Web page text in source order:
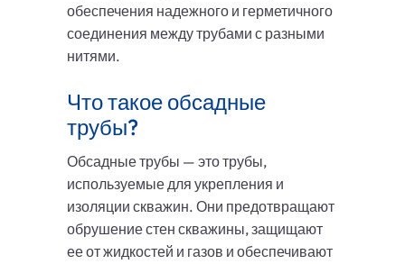
обеспечения надежного и герметичного
соединения между трубами с разными
нитями.
Что такое обсадные
трубы?
Обсадные трубы — это трубы,
используемые для укрепления и
изоляции скважин. Они предотвращают
обрушение стен скважины, защищают
ее от жидкостей и газов и обеспечивают